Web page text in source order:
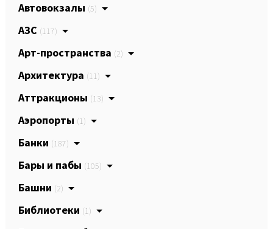
Автовокзалы (5)
АЗС (117)
Арт-пространства (2)
Архитектура (11)
Аттракционы (13)
Аэропорты (1)
Банки (187)
Бары и пабы (105)
Башни (2)
Библиотеки (1)